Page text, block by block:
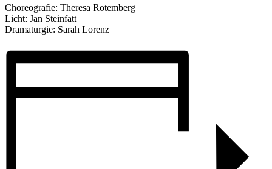
Choreografie: Theresa Rotemberg
Licht: Jan Steinfatt
Dramaturgie: Sarah Lorenz